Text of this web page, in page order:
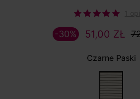
51,00 ZŁ
-30%
Czarne Paski